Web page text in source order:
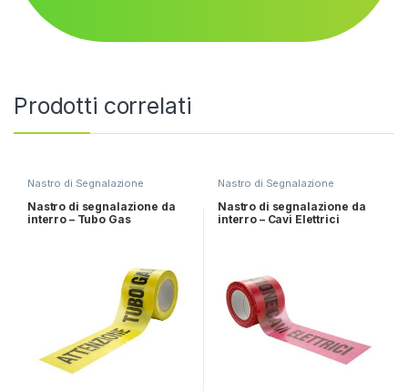
Prodotti correlati
Nastro di Segnalazione
Nastro di segnalazione da
interro – Tubo Gas
Nastro di Segnalazione
Nastro di segnalazione da
interro – Cavi Elettrici